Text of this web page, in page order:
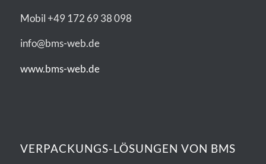
Mobil +49 172 69 38 098
info@bms-web.de
www.bms-web.de
VERPACKUNGS-LÖSUNGEN VON BMS